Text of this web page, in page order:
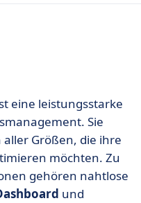
eine leistungsstarke
Sie
Größen, die ihre
möchten. Zu
gehören nahtlose
und